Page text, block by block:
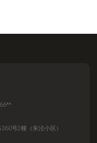
号2幢（朱泾小区）